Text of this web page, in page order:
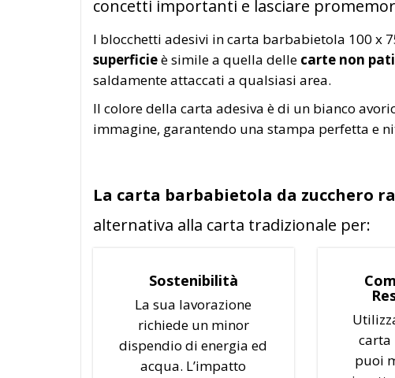
concetti importanti e lasciare
I blocchetti adesivi in carta barbabietola 100 x
superficieè simile a quella delle carte non
saldamente attaccati a qualsiasi area.
Il colore della carta adesiva è di un bianco
immagine, garantendo una stampa perfetta e
La carta barbabietola da zucchero
alternativa alla carta tradizionale per:
Sostenibilità
La sua lavorazione
richiede un minor
dispendio di energia ed
acqua. L’impatto
puoi